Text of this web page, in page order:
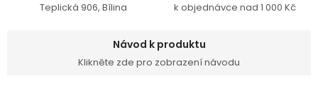
Teplická 906, Bílina k objednávce nad 1 000 Kč
Návod k produktu
Klikněte zde pro zobrazení návodu